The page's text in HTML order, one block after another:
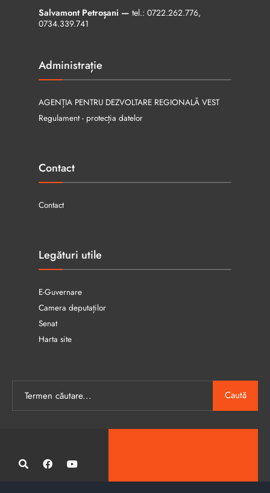
Salvamont Petroșani — tel.: 0722.262.776,
0734.339.741
Administrație
AGENȚIA PENTRU DEZVOLTARE REGIONALĂ VEST
Regulament - protecția datelor
Contact
Contact
Legături utile
E-Guvernare
Camera deputaților
Senat
Harta site
Caută